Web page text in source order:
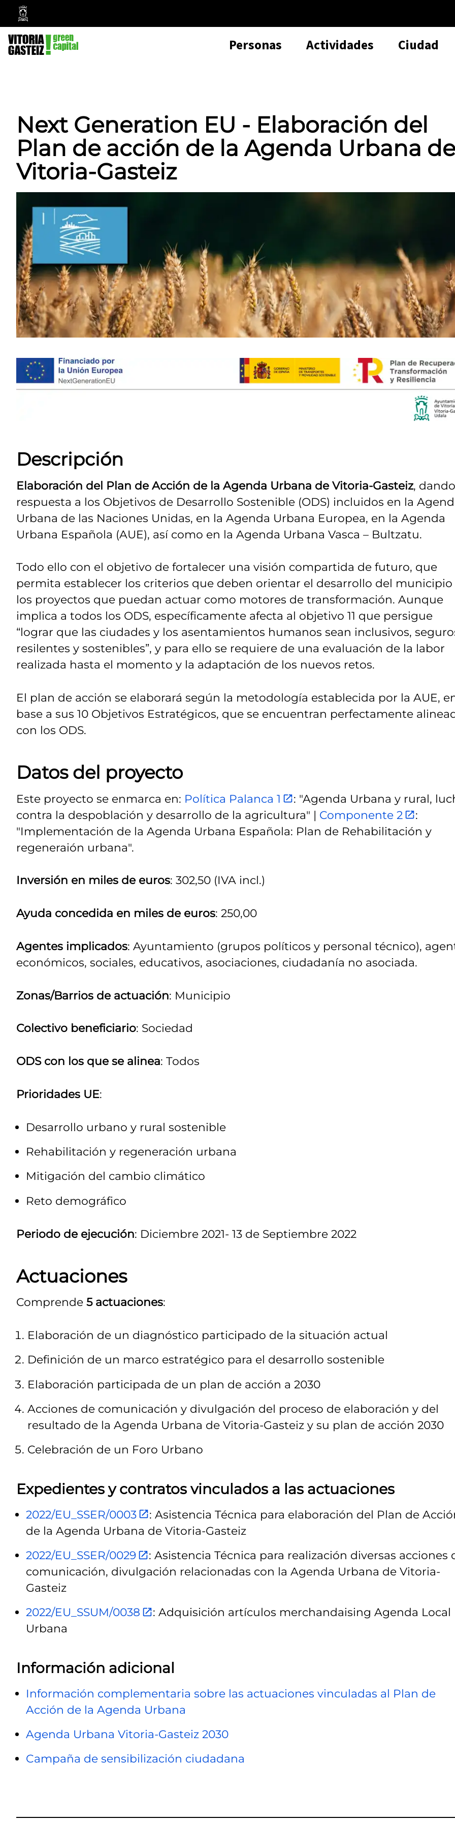
Ayuntamiento
Vitoria-
Gasteiz
Personas Actividades Ciudad
Next Generation EU - Elaboración del
Plan de acción de la Agenda Urbana de
Vitoria-Gasteiz
Descripción
Elaboración del Plan de Acción de la Agenda Urbana de Vitoria-Gasteiz, dando
respuesta a los Objetivos de Desarrollo Sostenible (ODS) incluidos en la
Urbana de las Naciones Unidas, en la Agenda Urbana Europea, en la Agenda
Urbana Española (AUE), así como en la Agenda Urbana Vasca – Bultzatu.
Todo ello con el objetivo de fortalecer una visión compartida de futuro, que
permita establecer los criterios que deben orientar el desarrollo del municipio
los proyectos que puedan actuar como motores de transformación. Aunque
implica a todos los ODS, específicamente afecta al objetivo 11 que persigue
“lograr que las ciudades y los asentamientos humanos sean inclusivos,
resilentes y sostenibles”, y para ello se requiere de una evaluación de la labor
realizada hasta el momento y la adaptación de los nuevos retos.
El plan de acción se elaborará según la metodología establecida por la AUE,
base a sus 10 Objetivos Estratégicos, que se encuentran perfectamente
con los ODS.
Datos del proyecto
Este proyecto se enmarca en: Política Palanca 1
: "Agenda Urbana y rural,
contra la despoblación y desarrollo de la agricultura" | Componente 2
:
"Implementación de la Agenda Urbana Española: Plan de Rehabilitación y
regeneraión urbana".
Inversión en miles de euros: 302,50 (IVA incl.)
Ayuda concedida en miles de euros: 250,00
Agentes implicados: Ayuntamiento (grupos políticos y personal técnico),
económicos, sociales, educativos, asociaciones, ciudadanía no asociada.
Zonas/Barrios de actuación: Municipio
Colectivo beneficiario: Sociedad
ODS con los que se alinea: Todos
Prioridades UE:
Desarrollo urbano y rural sostenible
Rehabilitación y regeneración urbana
Mitigación del cambio climático
Reto demográfico
Periodo de ejecución: Diciembre 2021- 13 de Septiembre 2022
Actuaciones
Comprende 5 actuaciones:
Elaboración de un diagnóstico participado de la situación actual
Definición de un marco estratégico para el desarrollo sostenible
Elaboración participada de un plan de acción a 2030
Acciones de comunicación y divulgación del proceso de elaboración y del
resultado de la Agenda Urbana de Vitoria-Gasteiz y su plan de acción 2030
Celebración de un Foro Urbano
Expedientes y contratos vinculados a las actuaciones
2022/EU_SSER/0003
: Asistencia Técnica para elaboración del Plan de
de la Agenda Urbana de Vitoria-Gasteiz
2022/EU_SSER/0029
: Asistencia Técnica para realización diversas acciones
comunicación, divulgación relacionadas con la Agenda Urbana de Vitoria-
Gasteiz
2022/EU_SSUM/0038
: Adquisición artículos merchandaising Agenda Local
Urbana
Información adicional
Información complementaria sobre las actuaciones vinculadas al Plan de
Acción de la Agenda Urbana
Agenda Urbana Vitoria-Gasteiz 2030
Campaña de sensibilización ciudadana